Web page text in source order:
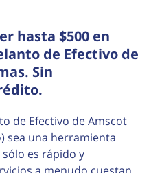
hasta $500 en
de Efectivo de
Sin
de Efectivo de Amscot
sea una herramienta
es rápido y